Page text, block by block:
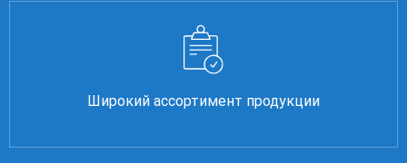
Широкий ассортимент продукции